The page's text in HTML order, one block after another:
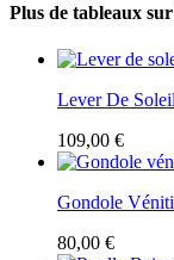
Plus de tableaux
Lever De
109,00 €
Gondole
80,00 €